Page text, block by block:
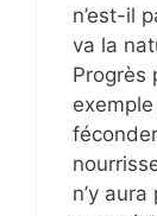
n’est-il
va la
Progrès
n’y